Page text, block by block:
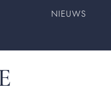
NIEUWS